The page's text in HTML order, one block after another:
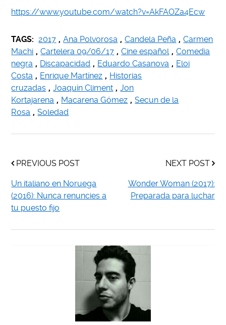
https://www.youtube.com/watch?v=AkFAOZa4Ecw
TAGS: 2017 , Ana Polvorosa , Candela Peña , Carmen
Machi , Cartelera 09/06/17 , Cine español , Comedia
negra , Discapacidad , Eduardo Casanova , Eloi
Costa , Enrique Martínez , Historias
cruzadas , Joaquín Climent , Jon
Kortajarena , Macarena Gómez , Secun de la
Rosa , Soledad
PREVIOUS POST
Un italiano en Noruega
(2016): Nunca renuncies a
tu puesto fijo
NEXT POST
Wonder Woman (2017):
Preparada para luchar